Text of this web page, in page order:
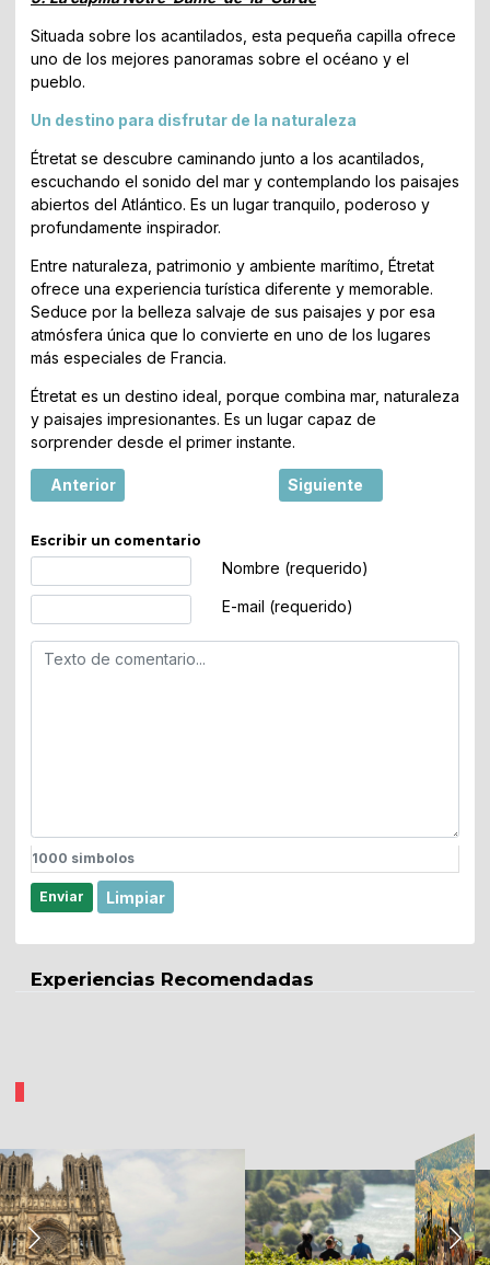
Situada sobre los acantilados, esta pequeña capilla ofrece
uno de los mejores panoramas sobre el océano y el
pueblo.
Un destino para disfrutar de la naturaleza
Étretat se descubre caminando junto a los acantilados,
escuchando el sonido del mar y contemplando los paisajes
abiertos del Atlántico. Es un lugar tranquilo, poderoso y
profundamente inspirador.
Entre naturaleza, patrimonio y ambiente marítimo, Étretat
ofrece una experiencia turística diferente y memorable.
Seduce por la belleza salvaje de sus paisajes y por esa
atmósfera única que lo convierte en uno de los lugares
más especiales de Francia.
Étretat es un destino ideal, porque combina mar, naturaleza
y paisajes impresionantes. Es un lugar capaz de
sorprender desde el primer instante.
Artículo anterior: Salers es uno de los pueblos más
Anterior Artículo siguiente: La
Siguiente
Escribir un comentario
Nombre (requerido)
E-mail (requerido)
1000 simbolos
Enviar Limpiar
Experiencias Recomendadas